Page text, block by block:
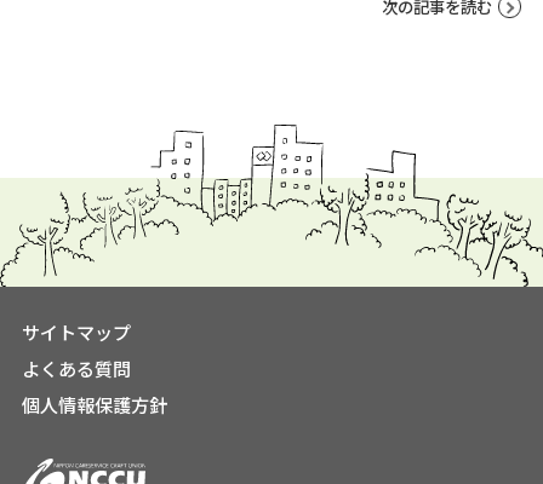
次の記事を読む
サイトマップ
よくある質問
個人情報保護方針